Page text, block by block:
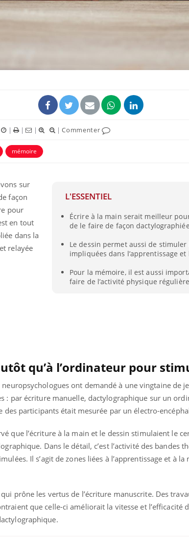
| | | |Commenter
mémoire
L'ESSENTIEL
Écrire à la main serait meilleur
de le faire de façon
Le dessin permet aussi de stimuler
impliquées dans l’apprentissage
Pour la mémoire, il est aussi
faire de l’activité physique
sur
façon
pour
en tout
dans la
relayée
qu’à l’ordinateur pour
ont demandé à une vingtaine de
: par écriture manuelle, dactylographique sur un
des participants était mesurée par un électro-
que l’écriture à la main et le dessin stimulaient le
Dans le détail, c’est l’activité des bandes
Il s’agit de zones liées à l’apprentissage et à
prône les vertus de l’écriture manuscrite. Des
que celle-ci améliorait la vitesse et l’efficacité
écrans en vacances ?
Toujours connectés :
comment le travail
empiète de plus en plus
sur nos soirées